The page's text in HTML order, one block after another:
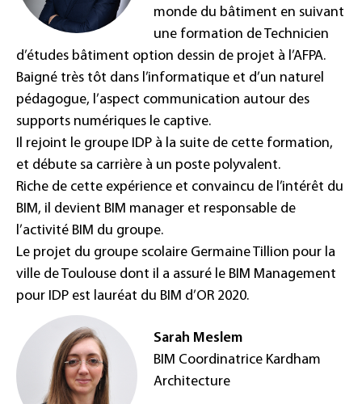
monde du bâtiment en suivant
une formation de Technicien
d’études bâtiment option dessin de projet à l’AFPA.
Baigné très tôt dans l’informatique et d’un naturel
pédagogue, l’aspect communication autour des
supports numériques le captive.
Il rejoint le groupe IDP à la suite de cette formation,
et débute sa carrière à un poste polyvalent.
Riche de cette expérience et convaincu de l’intérêt du
BIM, il devient BIM manager et responsable de
l’activité BIM du groupe.
Le projet du groupe scolaire Germaine Tillion pour la
ville de Toulouse dont il a assuré le BIM Management
pour IDP est lauréat du BIM d’OR 2020.
Sarah Meslem
BIM Coordinatrice Kardham
Architecture